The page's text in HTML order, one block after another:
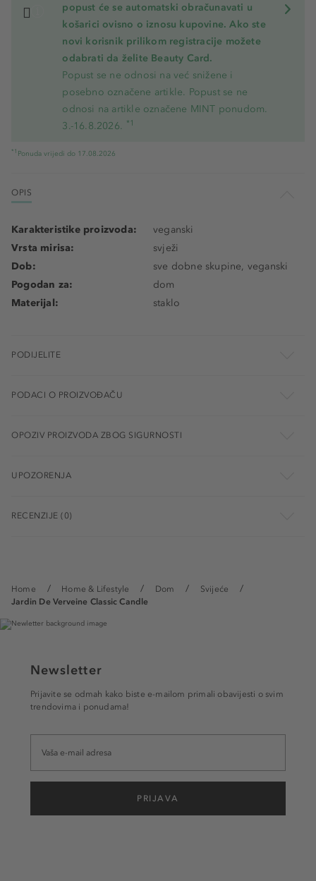
Home Home & Lifestyle Dom
Svijeće
Jardin De Verveine Classic Candle
popust će se automatski obračunavati u
košarici ovisno o iznosu kupovine. Ako ste
novi korisnik prilikom registracije možete
odabrati da želite Beauty Card.
Popust se ne odnosi na već snižene i
posebno označene artikle. Popust se ne
odnosi na artikle označene MINT ponudom.
3.-16.8.2026. *1
*1 Ponuda vrijedi do 17.08.2026
OPIS
Karakteristike proizvoda:
veganski
Vrsta mirisa:
svježi
Dob:
sve dobne skupine, veganski
Pogodan za:
dom
Materijal:
staklo
PODIJELITE
PODACI O PROIZVOĐAČU
OPOZIV PROIZVODA ZBOG SIGURNOSTI
UPOZORENJA
RECENZIJE (0)
Newsletter
Prijavite se odmah kako biste e-mailom primali obavijesti o svim
trendovima i ponudama!
PRIJAVA